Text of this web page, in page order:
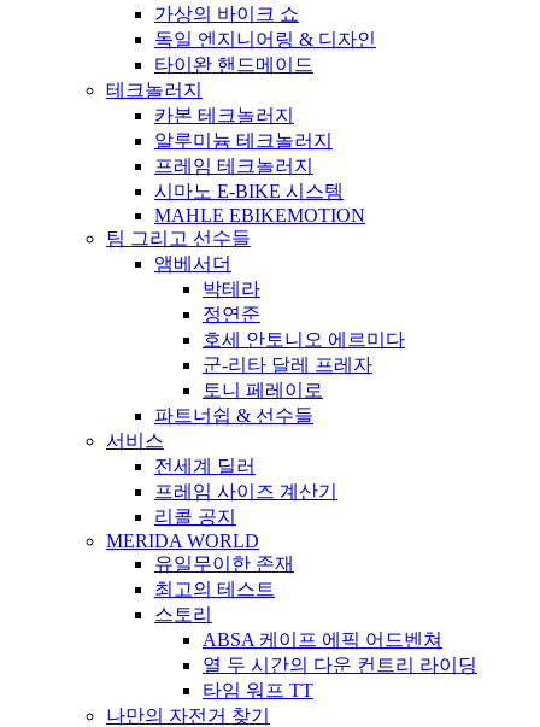
가상의 바이크 쇼
독일 엔지니어링 & 디자인
타이완 핸드메이드
테크놀러지
카본 테크놀러지
알루미늄 테크놀러지
프레임 테크놀러지
시마노 E-BIKE 시스템
MAHLE EBIKEMOTION
팀 그리고 선수들
앰베서더
박테라
정연준
호세 안토니오 에르미다
군-리타 달레 프레자
토니 페레이로
파트너쉽 & 선수들
서비스
전세계 딜러
프레임 사이즈 계산기
리콜 공지
MERIDA WORLD
유일무이한 존재
최고의 테스트
스토리
ABSA 케이프 에픽 어드벤쳐
열 두 시간의 다운 컨트리 라이딩
타임 워프 TT
나만의 자전거 찾기